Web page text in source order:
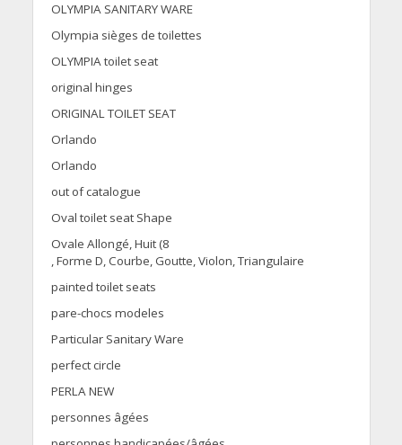
OLYMPIA SANITARY WARE
Olympia sièges de toilettes
OLYMPIA toilet seat
original hinges
ORIGINAL TOILET SEAT
Orlando
Orlando
out of catalogue
Oval toilet seat Shape
Ovale Allongé, Huit (8
, Forme D, Courbe, Goutte, Violon, Triangulaire
painted toilet seats
pare-chocs modeles
Particular Sanitary Ware
perfect circle
PERLA NEW
personnes âgées